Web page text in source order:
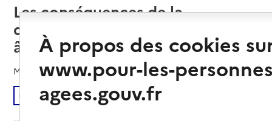
Les conséquences de la
dénutrition pour les personnes
âgées
Mis à jour le09/04/2026
Écouter
À propos des cookies
www.pour-les-
agees.gouv.fr